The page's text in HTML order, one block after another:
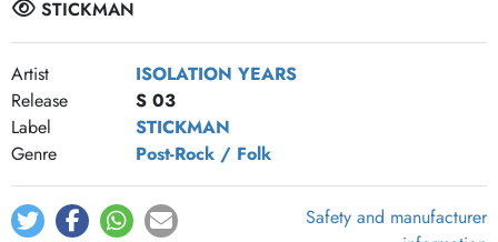
STICKMAN
Artist
ISOLATION YEARS
Release
S 03
Label
STICKMAN
Genre
Post-Rock / Folk
Safety and manufacturer